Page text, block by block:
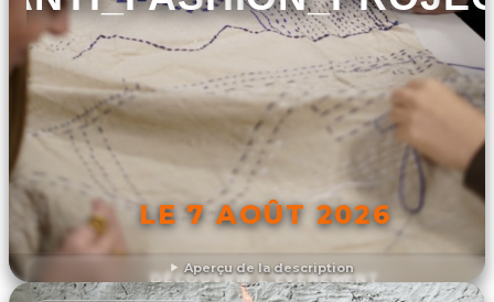
Aperçu de la description
LE 7 AOÛT 2026
DÉCOUVRIR L'ÉVÉNEMENT